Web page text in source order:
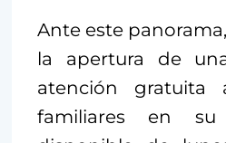
Ante este
la apertura de
atención gratuita
familiares en su